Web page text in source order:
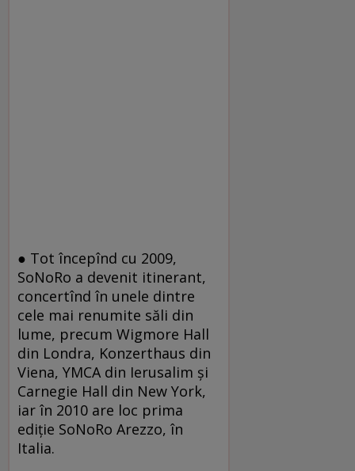
● Tot începînd cu 2009,
SoNoRo a devenit itinerant,
concertînd în unele dintre
cele mai renumite săli din
lume, precum Wigmore Hall
din Londra, Konzerthaus din
Viena, YMCA din Ierusalim şi
Carnegie Hall din New York,
iar în 2010 are loc prima
ediţie SoNoRo Arezzo, în
Italia.